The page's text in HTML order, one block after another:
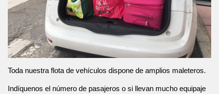
Toda nuestra flota de vehículos dispone de amplios maleteros.
Indíquenos el número de pasajeros o si llevan mucho equipaje